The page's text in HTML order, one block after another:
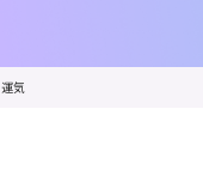
運気